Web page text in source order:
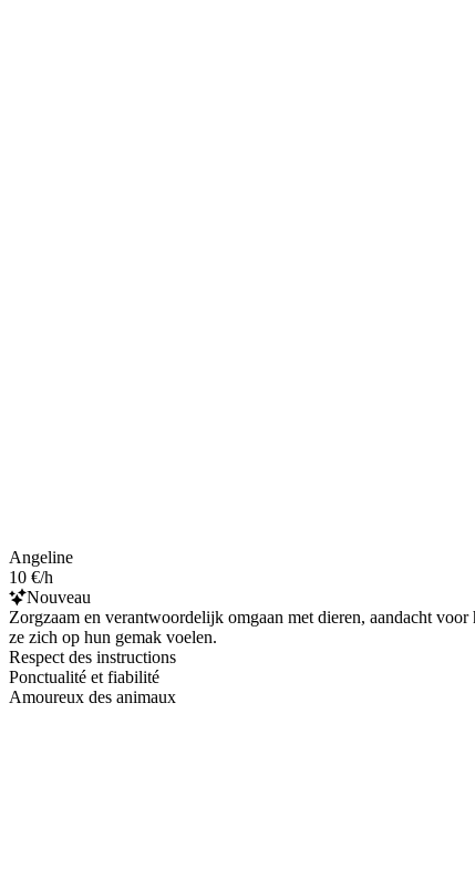
Angeline
10 €/h
Nouveau
Zorgzaam en verantwoordelijk omgaan met dieren, aandacht
ze zich op hun gemak voelen.
Respect des instructions
Ponctualité et fiabilité
Amoureux des animaux